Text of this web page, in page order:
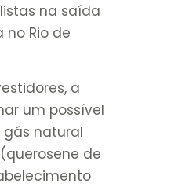
na saída
Rio de
a
um possível
natural
de